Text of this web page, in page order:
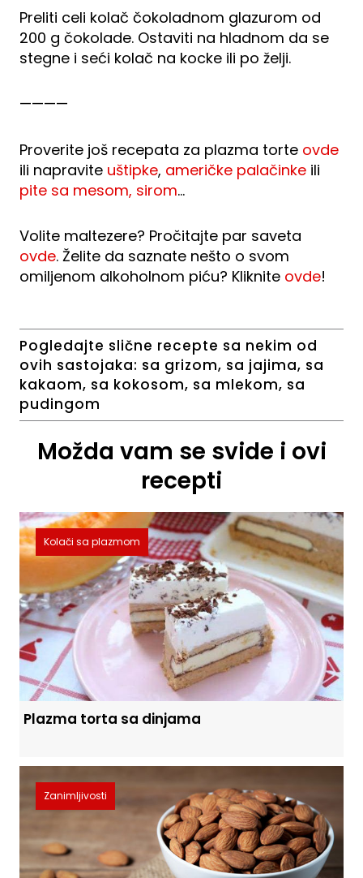
Preliti celi kolač čokoladnom glazurom od
200 g čokolade. Ostaviti na hladnom da se
stegne i seći kolač na kocke ili po želji.
————
Proverite još recepata za plazma torte ovde
ili napravite uštipke, američke palačinke ili
pite sa mesom, sirom…
Volite maltezere? Pročitajte par saveta
ovde. Želite da saznate nešto o svom
omiljenom alkoholnom piću? Kliknite ovde!
Pogledajte slične recepte sa nekim od
ovih sastojaka: sa grizom, sa jajima, sa
kakaom, sa kokosom, sa mlekom, sa
pudingom
Možda vam se svide i ovi
recepti
Kolači sa plazmom
Plazma torta sa dinjama
Zanimljivosti